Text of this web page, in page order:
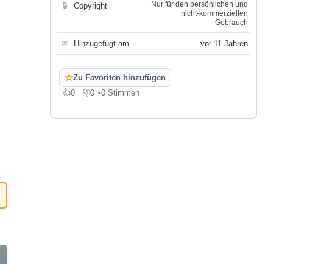
🔒 Copyright
Nur für den persönlichen und
nicht-kommerziellen
Gebrauch
📅 Hinzugefügt am vor 11 Jahren
☆Zu Favoriten hinzufügen
👍0
Gefällt mir
👎0
Gefällt mir nicht
•0 Stimmen